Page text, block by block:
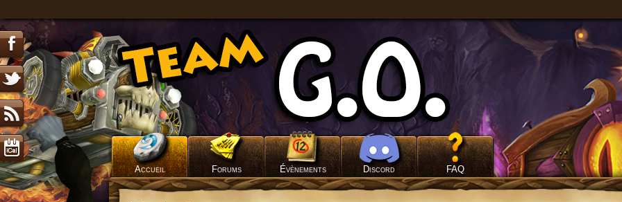
Accueil Forums Évènements Discord FAQ